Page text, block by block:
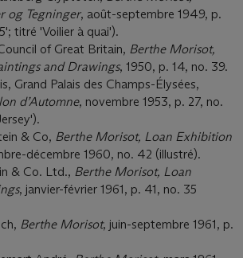
og Tegninger, août-septembre 1949, p.
titré 'Voilier à quai').
of Great Britain, Berthe Morisot,
and Drawings, 1950, p. 14, no. 39.
Grand Palais des Champs-Élysées,
d’Automne, novembre 1953, p. 27, no.
& Co, Berthe Morisot, Loan Exhibition
décembre 1960, no. 42 (illustré).
& Co. Ltd., Berthe Morisot, Loan
, janvier-février 1961, p. 41, no. 35
Berthe Morisot, juin-septembre 1961, p.